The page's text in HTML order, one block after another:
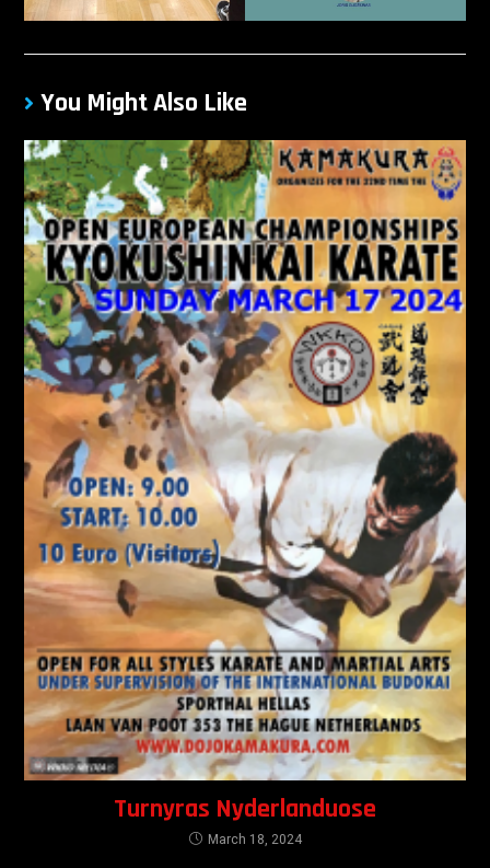
You Might Also Like
Turnyras Nyderlanduose
March 18, 2024